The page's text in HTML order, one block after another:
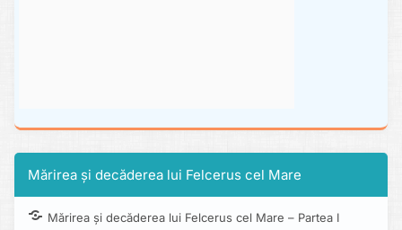
Mărirea și decăderea lui Felcerus cel Mare
Mărirea și decăderea lui Felcerus cel Mare – Partea I